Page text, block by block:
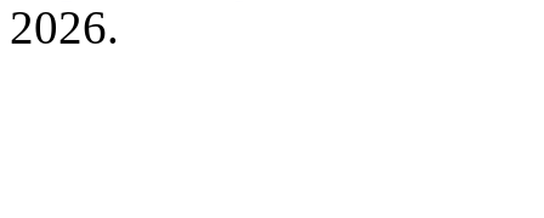
2026.